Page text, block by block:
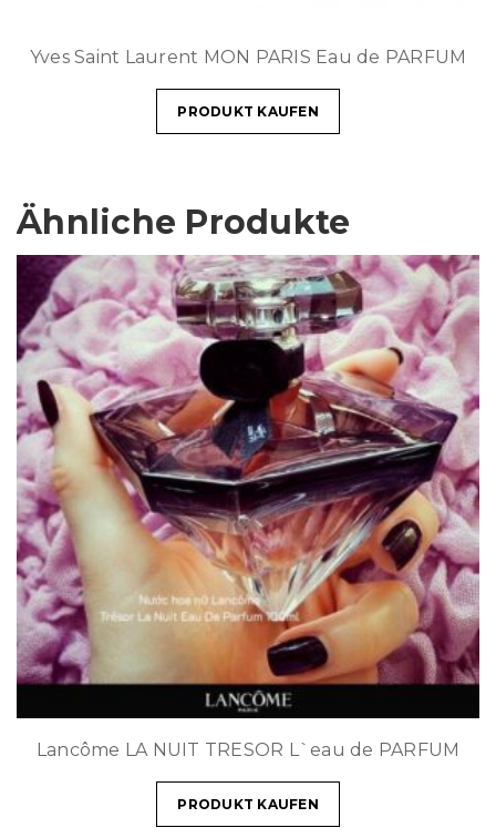
Yves Saint Laurent MON PARIS Eau de PARFUM
PRODUKT KAUFEN
Ähnliche Produkte
Lancôme LA NUIT TRESOR L`eau de PARFUM
PRODUKT KAUFEN